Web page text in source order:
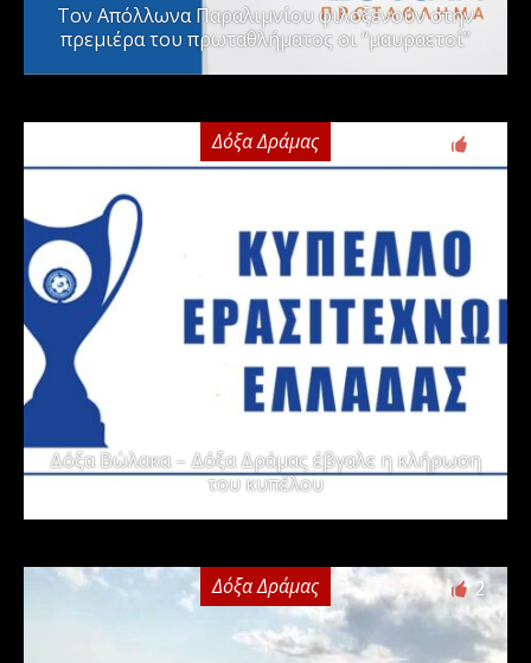
Τον Απόλλωνα Παραλιμνίου φιλοξενούν στην
πρεμιέρα του πρωταθλήματος οι “μαυραετοί”
Δόξα Δράμας
Δόξα Βώλακα – Δόξα Δράμας έβγαλε η κλήρωση
του κυπέλου
Δόξα Δράμας 2